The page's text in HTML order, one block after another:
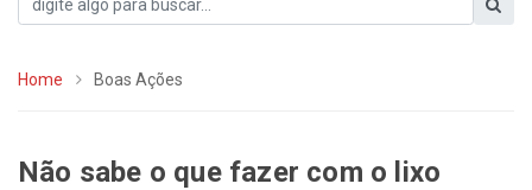
Home Boas Ações
Não sabe o que fazer com o lixo